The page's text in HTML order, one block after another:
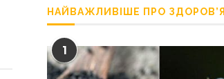
НАЙВАЖЛИВІШЕ ПРО ЗДОРОВ’Я
1